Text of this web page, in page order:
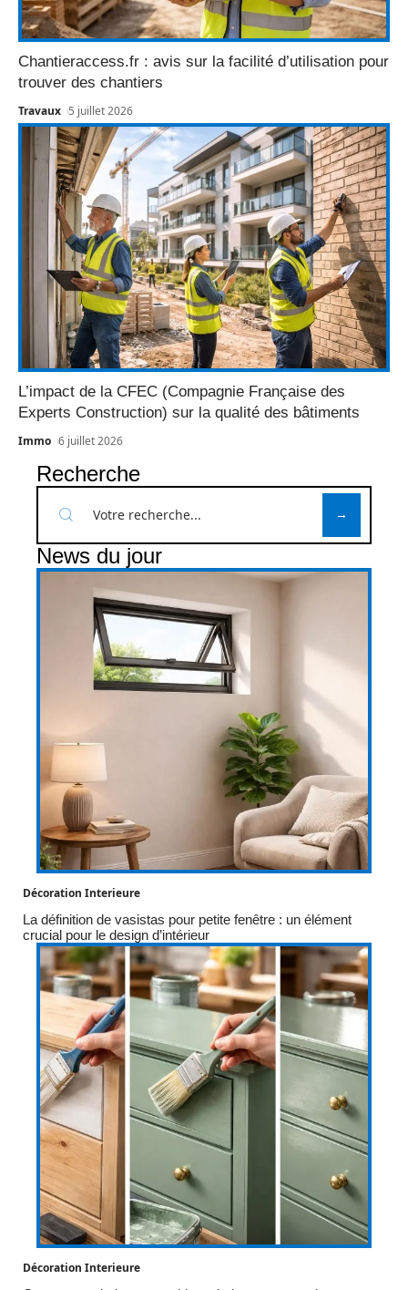
Chantieraccess.fr : avis sur la facilité d’utilisation pour
trouver des chantiers
Travaux 5 juillet 2026
L’impact de la CFEC (Compagnie Française des
Experts Construction) sur la qualité des bâtiments
Immo 6 juillet 2026
Recherche
News du jour
Décoration Interieure
La définition de vasistas pour petite fenêtre : un élément
crucial pour le design d’intérieur
Décoration Interieure